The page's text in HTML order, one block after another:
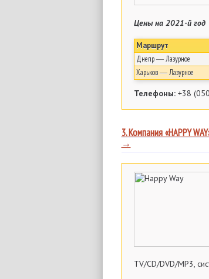
Цены на 2021-й год
Маршрут
Днепр ― Лазурное
Харьков ― Лазурное
Телефоны:+38
3. Компания «HAPPY
→
TV/CD/DVD/MP3,